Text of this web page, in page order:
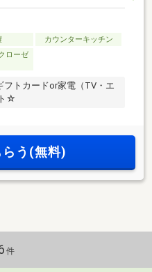
カウンターキッチン
ローゼ
フトカードor家電（TV・エ
☆
らう(無料)
件